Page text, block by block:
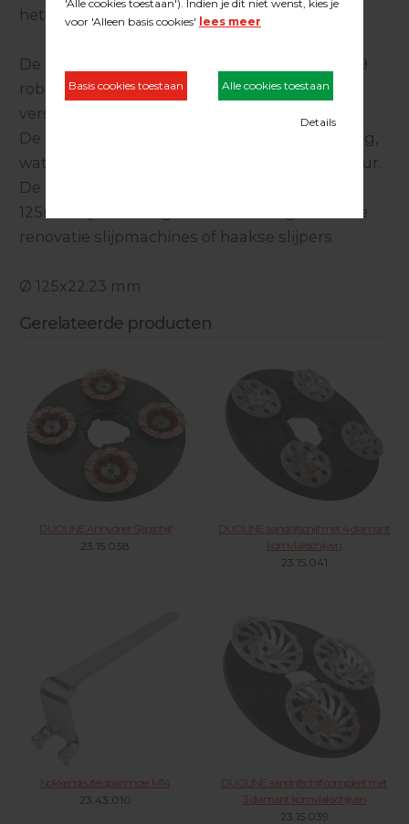
het schuren en voorbewerken van vloeren.
De hoge dichtheid en de modellering van de 9
robuuste segmenten resulteert in een snelle
verspaning met een uitmuntend resultaat.
De 9 open ringen zorgen voor optimale koeling,
wat ook zorg draagt voor een lange levensduur.
De individuele schijven met een diameter van
125mm zijn tevens geschikt voor zogenaamde
renovatie slijpmachines of haakse slijpers
Ø 125x22.23 mm
Gerelateerde producten
DUOLINE Anhydriet Slijpschijf
23.15.038
DUOLINE aandrijfschijf met 4 diamant
komvlakschijven
23.15.041
Nokkensleutel spanmoer M14
23.43.010
DUOLINE aandrijfschijf compleet met
3 diamant komvlakschijven
23.15.039